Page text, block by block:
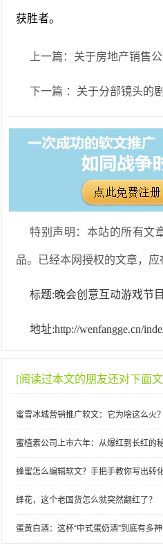
获胜者。
上一篇：关于房地产销售
下一篇 ：关于分部镜头的
特别声明：本站的所有文
品。已经本网授权的文章，
标题:晚会创意互动游戏节
地址:http://wenfangge.cn/
[阅读过本文的朋友还对下面
蜜雪冰城营销推广软文：它为啥这么火？
蜜植素公司上市六年：从爆红到长红的
蜂蜜怎么编辑软文？手把手教你写出转
蜂花，这个老国货怎么就突然翻红了？
蛋黄白酒：这杯“中式蛋奶酒”到底有多神